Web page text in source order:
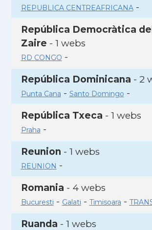
REPUBLICA CENTREAFRICANA-
República Democràtica
Zaire - 1 webs
RD CONGO -
República Dominicana - 2
Punta Cana - Santo Domingo -
República Txeca - 1 webs
Praha -
Reunion - 1 webs
REUNION -
Romania - 4 webs
Bucuresti - Galati - Timisoara -
Ruanda - 1 webs